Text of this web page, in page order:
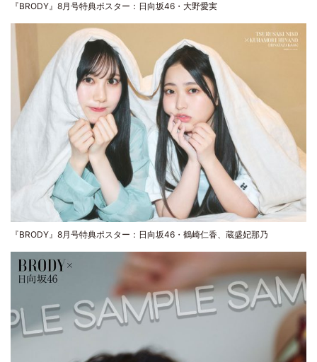
『BRODY』8月号特典ポスター：日向坂46・大野愛実
『BRODY』8月号特典ポスター：日向坂46・鶴崎仁香、蔵盛妃那乃